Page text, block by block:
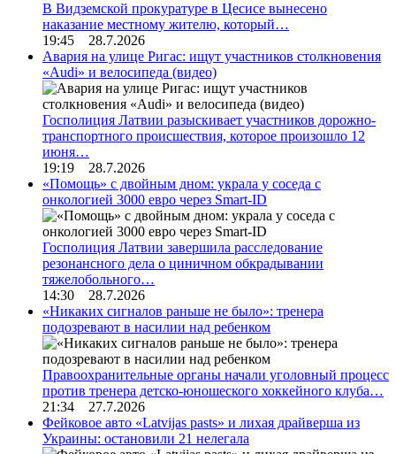
В Видземской прокуратуре в Цесисе вынесено
наказание местному жителю, который…
19:45 28.7.2026
Авария на улице Ригас: ищут участников столкновения
«Audi» и велосипеда (видео)
Госполиция Латвии разыскивает участников дорожно-
транспортного происшествия, которое произошло 12
июня…
19:19 28.7.2026
«Помощь» с двойным дном: украла у соседа с
онкологией 3000 евро через Smart-ID
Госполиция Латвии завершила расследование
резонансного дела о циничном обкрадывании
тяжелобольного…
14:30 28.7.2026
«Никаких сигналов раньше не было»: тренера
подозревают в насилии над ребенком
Правоохранительные органы начали уголовный процесс
против тренера детско-юношеского хоккейного клуба…
21:34 27.7.2026
Фейковое авто «Latvijas pasts» и лихая драйверша из
Украины: остановили 21 нелегала